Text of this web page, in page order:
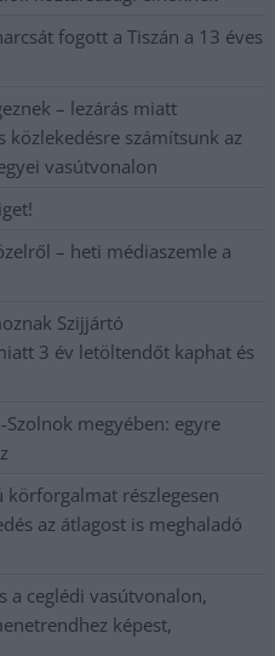
fogott a Tiszán a 13 éves
– lezárás miatt
közlekedésre számítsunk az
vasútvonalon
– heti médiaszemle a
Szijjártó
3 év letöltendőt kaphat és
Szolnok megyében: egyre
körforgalmat részlegesen
az átlagost is meghaladó
a ceglédi vasútvonalon,
képest,